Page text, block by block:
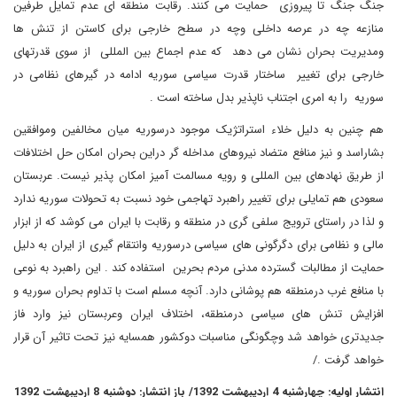
جنگ جنگ تا پیروزی حمایت می کنند. رقابت منطقه ای عدم تمایل طرفین
منازعه چه در عرصه داخلی وچه در سطح خارجی برای کاستن از تنش ها
ومدیریت بحران نشان می دهد که عدم اجماع بین المللی از سوی قدرتهای
خارجی برای تغییر ساختار قدرت سیاسی سوریه ادامه در گیرهای نظامی در
سوریه را به امری اجتناب ناپذیر بدل ساخته است .
هم چنین به دلیل خلاء استراتژیک موجود درسوریه میان مخالفین وموافقین
بشاراسد و نیز منافع متضاد نیروهای مداخله گر دراین بحران امکان حل اختلافات
از طریق نهادهای بین المللی و رویه مسالمت آمیز امکان پذیر نیست. عربستان
سعودی هم تمایلی برای تغییر راهبرد تهاجمی خود نسبت به تحولات سوریه ندارد
و لذا در راستای ترویج سلفی گری در منطقه و رقابت با ایران می کوشد که از ابزار
مالی و نظامی برای دگرگونی های سیاسی درسوریه وانتقام گیری از ایران به دلیل
حمایت از مطالبات گسترده مدنی مردم بحرین استفاده کند . این راهبرد به نوعی
با منافع غرب درمنطقه هم پوشانی دارد. آنچه مسلم است با تداوم بحران سوریه و
افزایش تنش های سیاسی درمنطقه، اختلاف ایران وعربستان نیز وارد فاز
جدیدتری خواهد شد وچگونگی مناسبات دوکشور همسایه نیز تحت تاثیر آن قرار
خواهد گرفت ./
انتشار اولیه: چهارشنبه 4 اردیبهشت 1392/ باز انتشار: دوشنبه 8 اردیبهشت 1392